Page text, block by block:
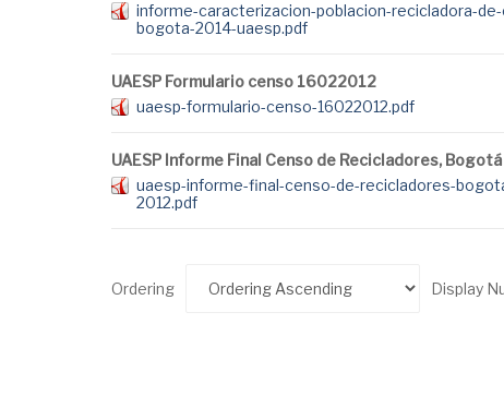
informe-caracterizacion-poblacion-recicladora-
bogota-2014-uaesp.pdf
UAESP Formulario censo 16022012
uaesp-formulario-censo-16022012.pdf
UAESP Informe Final Censo de Recicladores,
uaesp-informe-final-censo-de-recicladores-
2012.pdf
Ordering Display